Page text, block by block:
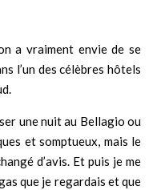
a vraiment envie de se
l’un des célèbres hôtels
une nuit au Bellagio ou
et somptueux, mais le
d’avis. Et puis je me
que je regardais et que